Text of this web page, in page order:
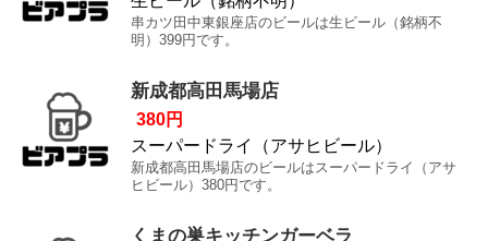
串カツ田中東銀座店のビールは生ビール（銘柄不
明）399円です。
新成都高田馬場店
380円
スーパードライ（アサヒビール）
新成都高田馬場店のビールはスーパードライ（アサ
ヒビール）380円です。
くまの巣キッチンガーベラ